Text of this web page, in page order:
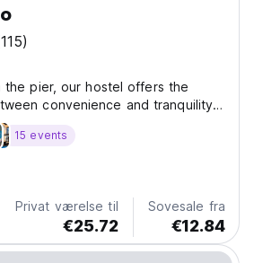
the pier, our hostel offers the
convenience and tranquility.
main road yet surrounded by
easy access to everything Koh
15 events
Privat værelse til
€25.72
Sovesale fra
€12.84